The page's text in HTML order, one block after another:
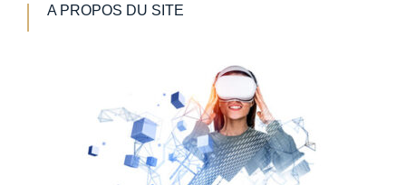
A PROPOS DU SITE